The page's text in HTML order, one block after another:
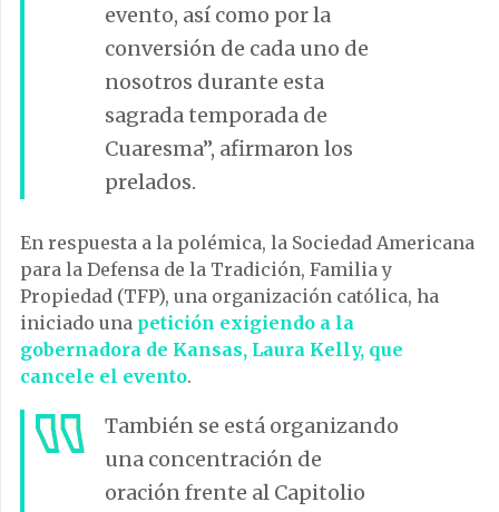
evento, así como por la
conversión de cada uno de
nosotros durante esta
sagrada temporada de
Cuaresma”, afirmaron los
prelados.
En respuesta a la polémica, la Sociedad Americana
para la Defensa de la Tradición, Familia y
Propiedad (TFP), una organización católica, ha
iniciado una petición exigiendo a la
gobernadora de Kansas, Laura Kelly, que
cancele el evento.
También se está organizando
una concentración de
oración frente al Capitolio